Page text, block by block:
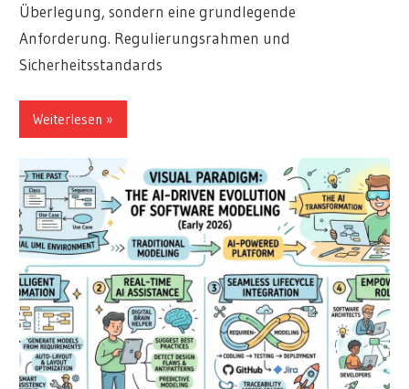
Überlegung, sondern eine grundlegende
Anforderung. Regulierungsrahmen und
Sicherheitsstandards
Weiterlesen